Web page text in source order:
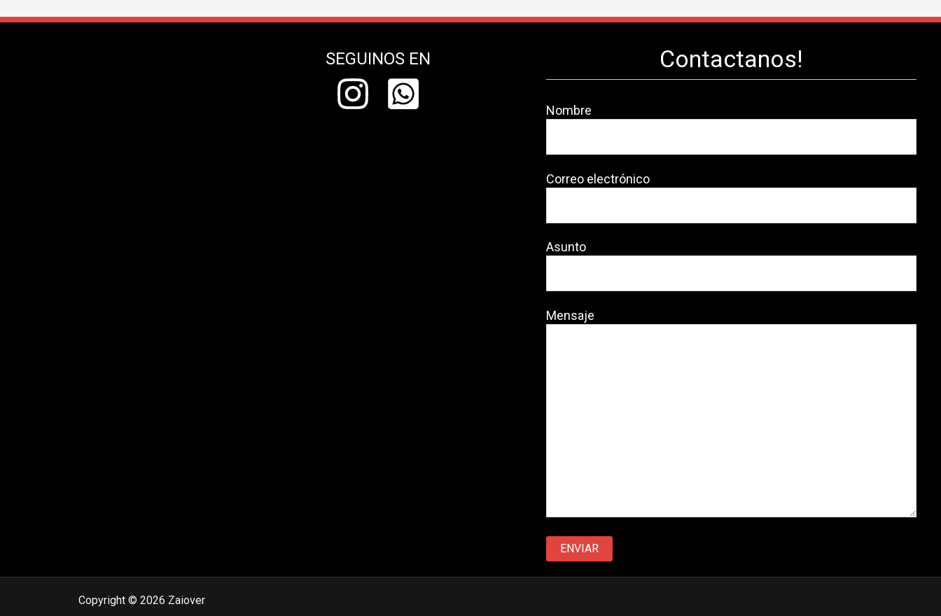
SEGUINOS EN Contactanos!
Nombre
Correo electrónico
Asunto
Mensaje
Copyright © 2026 Zaiover